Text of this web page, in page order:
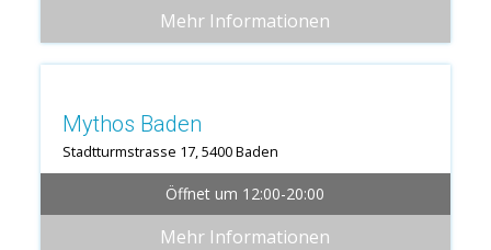
Mehr Informationen
Mythos Baden
Stadtturmstrasse 17, 5400 Baden
Öffnet um 12:00-20:00
Mehr Informationen